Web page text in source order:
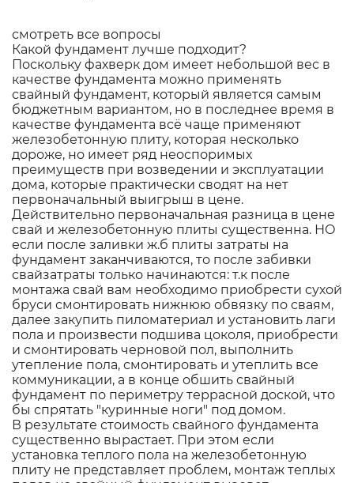
смотреть все вопросы
Какой фундамент лучше подходит?
Поскольку фахверк дом имеет небольшой вес в
качестве фундамента можно применять
свайный фундамент, который является самым
бюджетным вариантом, но в последнее время в
качестве фундамента всё чаще применяют
железобетонную плиту, которая несколько
дороже, но имеет ряд неоспоримых
преимуществ при возведении и эксплуатации
дома, которые практически сводят на нет
первоначальный выигрыш в цене.
Действительно первоначальная разница в цене
свай и железобетонную плиты существенна. НО
если после заливки ж.б плиты затраты на
фундамент заканчиваются, то после забивки
свайзатраты только начинаются: т.к после
монтажа свай вам необходимо приобрести сухой
бруси смонтировать нижнюю обвязку по сваям,
далее закупить пиломатериал и установить лаги
пола и произвести подшива цоколя, приобрести
и смонтировать черновой пол, выполнить
утепление пола, смонтировать и утеплить все
коммуникации, а в конце обшить свайный
фундамент по периметру террасной доской, что
бы спрятать "куринные ноги" под домом.
В результате стоимость свайного фундамента
существенно вырастает. При этом если
установка теплого пола на железобетонную
плиту не представляет проблем, монтаж теплых